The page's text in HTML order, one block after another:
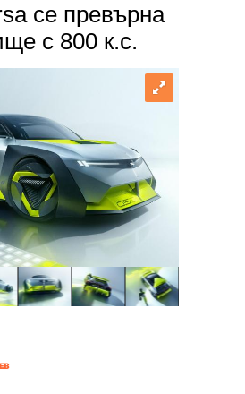
се превърна
с 800 к.с.